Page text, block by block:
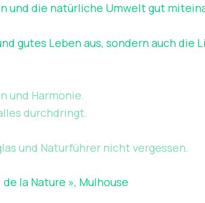
und die natürliche Umwelt gut
gutes Leben aus, sondern auch die
und Harmonie.
durchdringt.
und Naturführer nicht vergessen.
la Nature », Mulhouse